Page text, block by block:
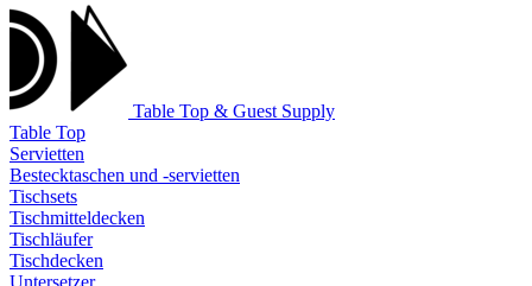
Table Top & Guest Supply
Table Top
Servietten
Bestecktaschen und -servietten
Tischsets
Tischmitteldecken
Tischläufer
Tischdecken